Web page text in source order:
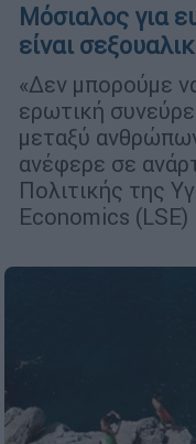
Μόσιαλος για
είναι
«Δεν μπορούμε
ερωτική
μεταξύ
ανέφερε σε
Πολιτικής της
Economics (LSE)